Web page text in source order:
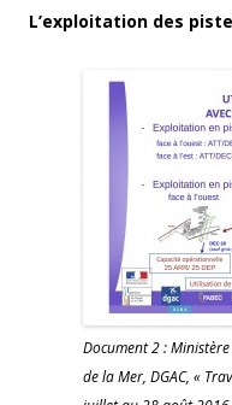
L’exploitation des
Document 2 : Ministère
de la Mer, DGAC, «